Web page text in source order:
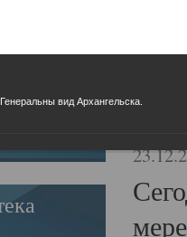
за веру в
вид Архангельска.